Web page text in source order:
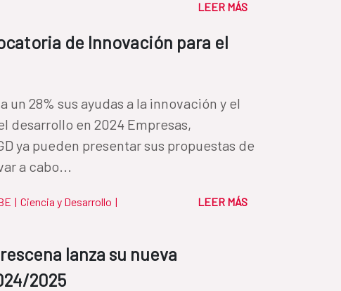
LEER MÁS
de Innovación para el
un 28% sus ayudas a la innovación y el
desarrollo en 2024 Empresas,
ya pueden presentar sus propuestas de
a cabo...
| Ciencia y Desarrollo |
LEER MÁS
lanza su nueva
2025